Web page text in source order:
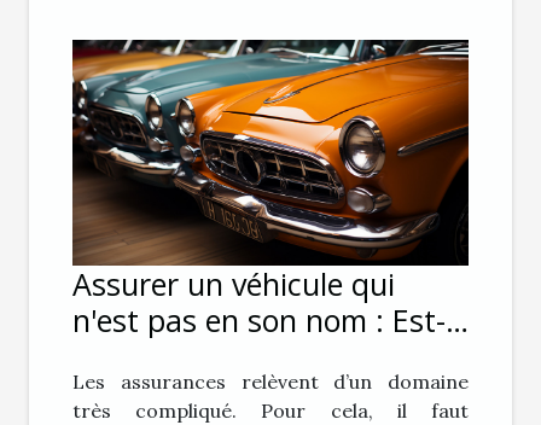
Assurer un véhicule qui
n'est pas en son nom : Est-
Les assurances relèvent d’un domaine
très compliqué. Pour cela, il faut